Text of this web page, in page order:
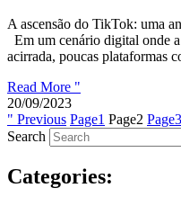
A ascensão do TikTok: uma
Em um cenário digital onde
acirrada, poucas plataformas
Read More "
20/09/2023
" Previous Page1 Page2 Page3
Search
Categories: